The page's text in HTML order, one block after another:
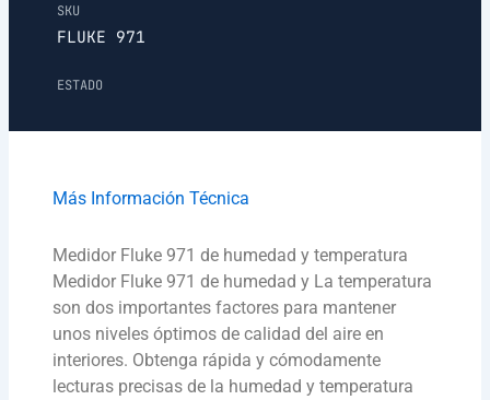
SKU
FLUKE 971
ESTADO
Más Información Técnica
Medidor Fluke 971 de humedad y temperatura
Medidor Fluke 971 de humedad y La temperatura
son dos importantes factores para mantener
unos niveles óptimos de calidad del aire en
interiores. Obtenga rápida y cómodamente
lecturas precisas de la humedad y temperatura